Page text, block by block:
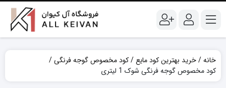
خانه خرید بهترین کود مایع
کود مخصوص گوجه فرنگی
کود مخصوص گوجه فرنگی شوک 1 لیتری